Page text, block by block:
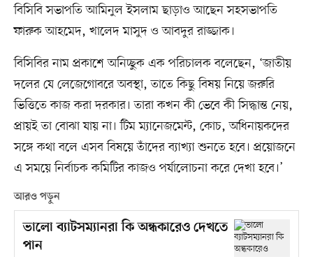
বিসিবি সভাপতি আমিনুল ইসলাম ছাড়াও আছেন সহসভাপতি
ফারুক আহমেদ, খালেদ মাসুদ ও আবদুর রাজ্জাক।
বিসিবির নাম প্রকাশে অনিচ্ছুক এক পরিচালক বলেছেন, ‘জাতীয়
দলের যে লেজেগোবরে অবস্থা, তাতে কিছু বিষয় নিয়ে জরুরি
ভিত্তিতে কাজ করা দরকার। তারা কখন কী ভেবে কী সিদ্ধান্ত নেয়,
প্রায়ই তা বোঝা যায় না। টিম ম্যানেজমেন্ট, কোচ, অধিনায়কদের
সঙ্গে কথা বলে এসব বিষয়ে তাঁদের ব্যাখ্যা শুনতে হবে। প্রয়োজনে
এ সময়ে নির্বাচক কমিটির কাজও পর্যালোচনা করে দেখা হবে।’
আরও পড়ুন
ভালো ব্যাটসম্যানরা কি অন্ধকারেও দেখতে
পান